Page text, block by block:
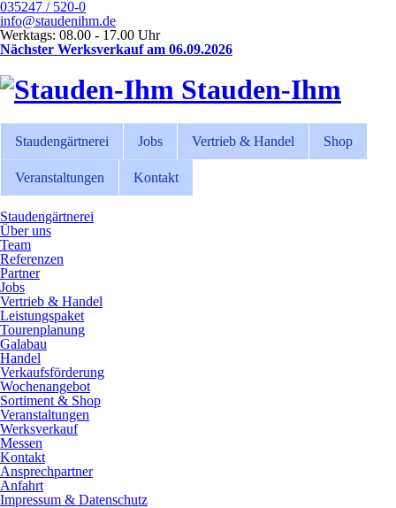
035247 / 520-0
info@staudenihm.de
Werktags: 08.00 - 17.00 Uhr
Nächster Werksverkauf am 06.09.2026
Stauden-Ihm
Staudengärtnerei Jobs Vertrieb & Handel Shop
Veranstaltungen Kontakt
Staudengärtnerei
Über uns
Team
Referenzen
Partner
Jobs
Vertrieb & Handel
Leistungspaket
Tourenplanung
Galabau
Handel
Verkaufsförderung
Wochenangebot
Sortiment & Shop
Veranstaltungen
Werksverkauf
Messen
Kontakt
Ansprechpartner
Anfahrt
Impressum & Datenschutz